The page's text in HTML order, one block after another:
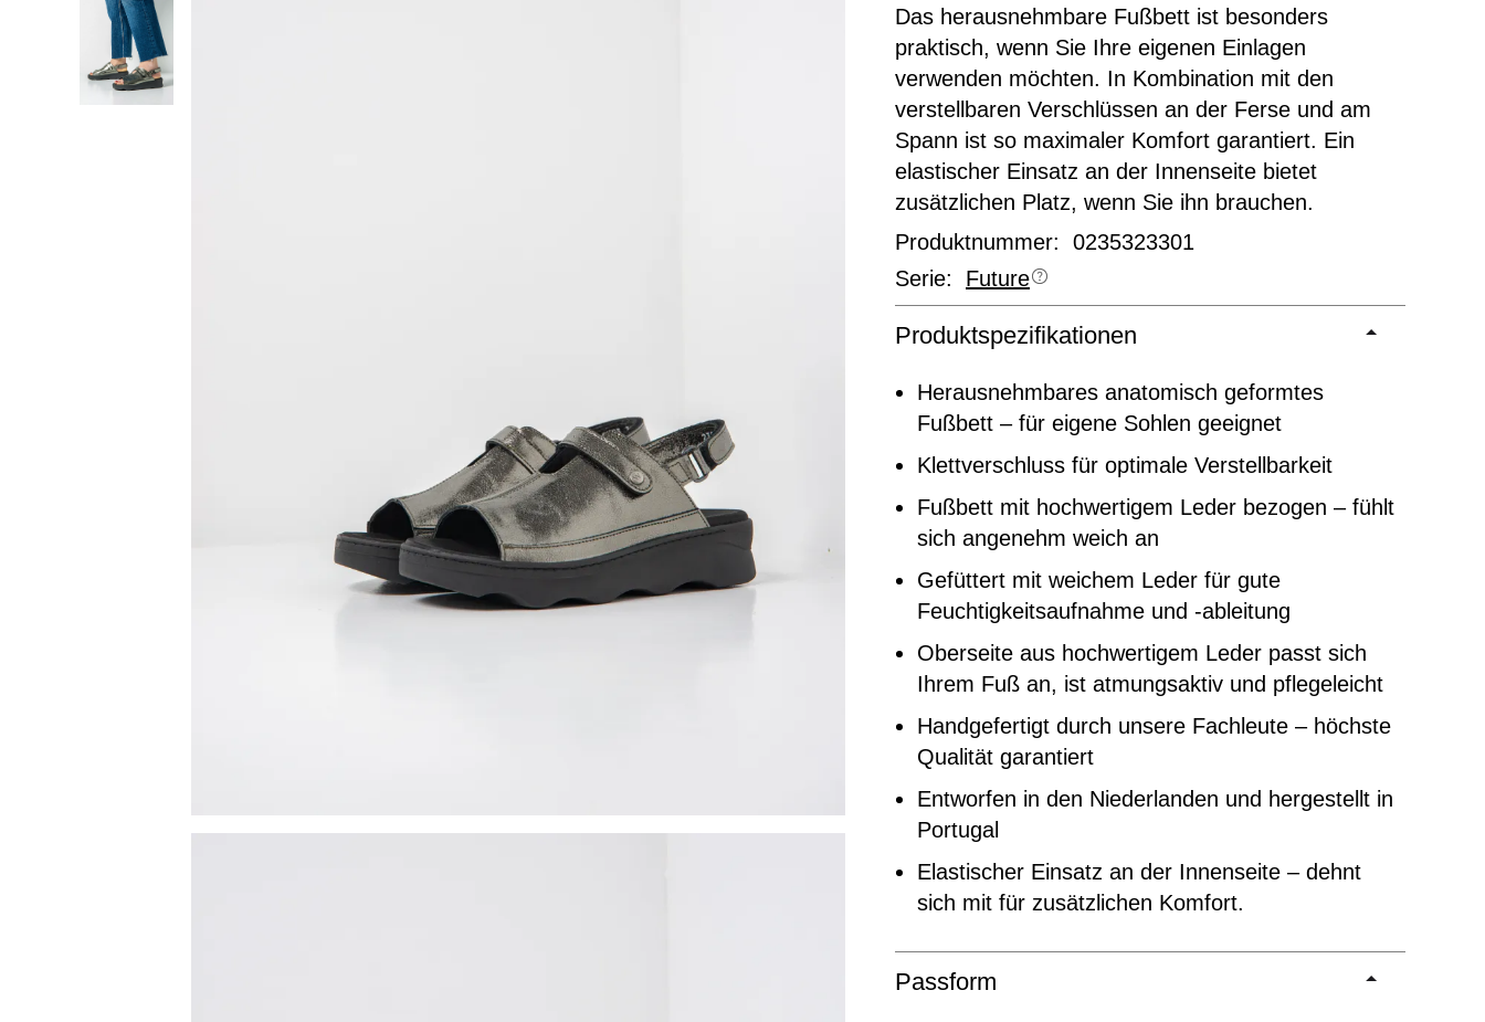
Das herausnehmbare Fußbett ist besonders
praktisch, wenn Sie Ihre eigenen Einlagen
verwenden möchten. In Kombination mit den
verstellbaren Verschlüssen an der Ferse und am
Spann ist so maximaler Komfort garantiert. Ein
elastischer Einsatz an der Innenseite bietet
zusätzlichen Platz, wenn Sie ihn brauchen.
Produktnummer: 0235323301
Serie: Future
Produktspezifikationen
Herausnehmbares anatomisch geformtes
Fußbett – für eigene Sohlen geeignet
Klettverschluss für optimale Verstellbarkeit
Fußbett mit hochwertigem Leder bezogen – fühlt
sich angenehm weich an
Gefüttert mit weichem Leder für gute
Feuchtigkeitsaufnahme und -ableitung
Oberseite aus hochwertigem Leder passt sich
Ihrem Fuß an, ist atmungsaktiv und pflegeleicht
Handgefertigt durch unsere Fachleute – höchste
Qualität garantiert
Entworfen in den Niederlanden und hergestellt in
Portugal
Elastischer Einsatz an der Innenseite – dehnt
sich mit für zusätzlichen Komfort.
Passform